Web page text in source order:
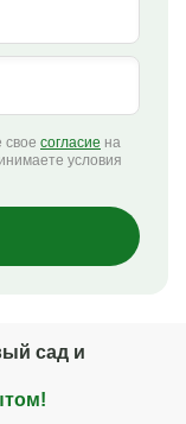
свое согласие на
условия
сад и